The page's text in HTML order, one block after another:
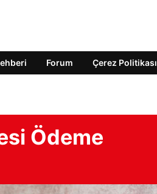
Forum Çerez Politikası
Ödeme